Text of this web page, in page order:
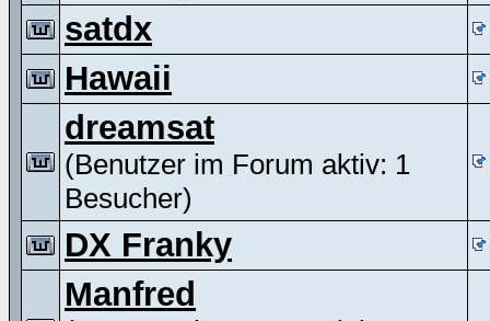
satdx
Hawaii
dreamsat
(Benutzer im Forum aktiv: 1
Besucher)
DX Franky
Manfred